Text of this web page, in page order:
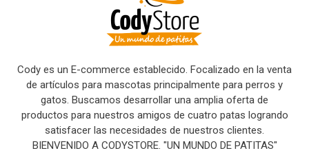
Cody es un E-commerce establecido. Focalizado en la venta
de artículos para mascotas principalmente para perros y
gatos. Buscamos desarrollar una amplia oferta de
productos para nuestros amigos de cuatro patas logrando
satisfacer las necesidades de nuestros clientes.
BIENVENIDO A CODYSTORE. "UN MUNDO DE PATITAS"